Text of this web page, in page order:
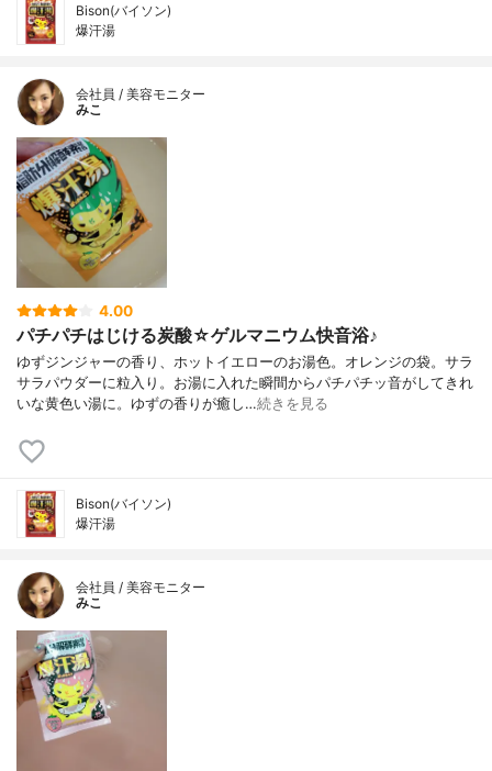
Bison(バイソン)
爆汗湯
会社員 / 美容モニター
みこ
4.00
パチパチはじける炭酸☆ゲルマニウム快音浴♪
ゆずジンジャーの香り、ホットイエローのお湯色。オレンジの袋。サラ
サラパウダーに粒入り。お湯に入れた瞬間からパチパチッ音がしてきれ
いな黄色い湯に。ゆずの香りが癒し…続きを見る
Bison(バイソン)
爆汗湯
会社員 / 美容モニター
みこ